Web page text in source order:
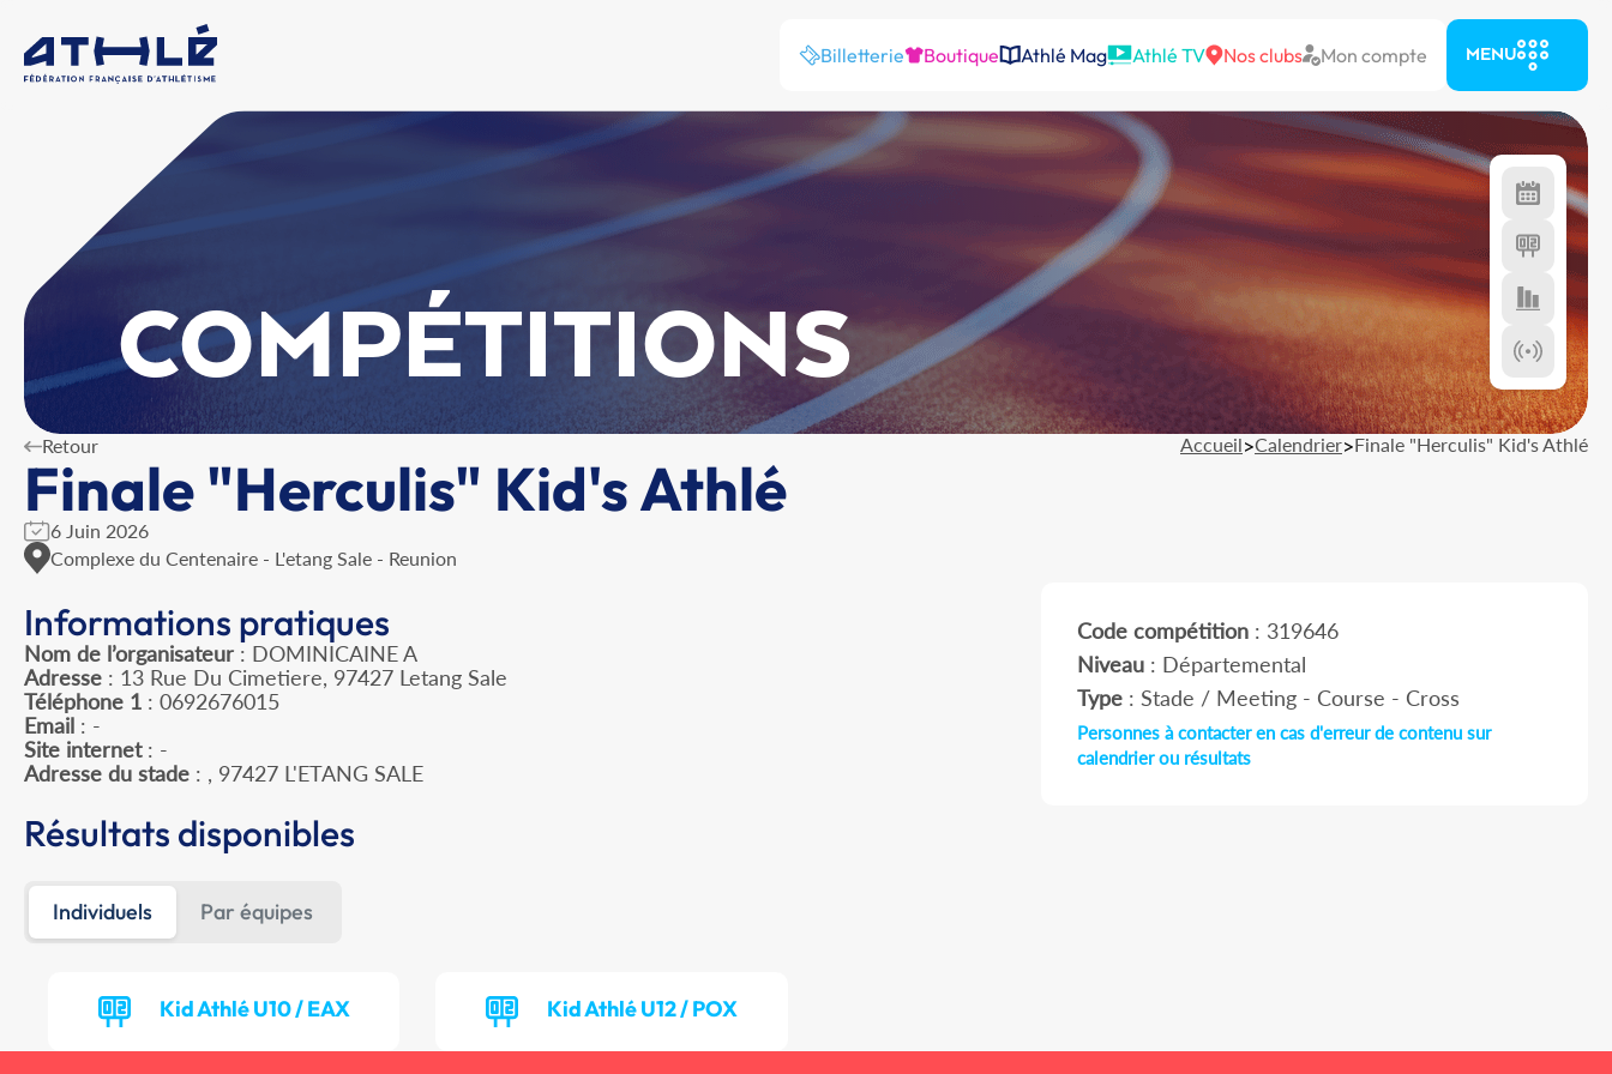
Billetterie Boutique Athlé Mag Athlé TV Nos clubs Mon compte MENU
COMPÉTITIONS
Retour Accueil>Calendrier>Finale "Herculis" Kid's Athlé
Finale "Herculis" Kid's Athlé
6 Juin 2026
Complexe du Centenaire - L'etang Sale - Reunion
Informations pratiques
Nom de l’organisateur : DOMINICAINE A
Adresse : 13 Rue Du Cimetiere, 97427 Letang Sale
Téléphone 1 : 0692676015
Email : -
Site internet: -
Adresse du stade : , 97427 L'ETANG SALE
Code compétition: 319646
Niveau: Départemental
Type: Stade / Meeting - Course - Cross
Personnes à contacter en cas d'erreur de contenu sur
calendrier ou résultats
Résultats disponibles
Individuels Par équipes
Kid Athlé U10 / EAX Kid Athlé U12 / POX